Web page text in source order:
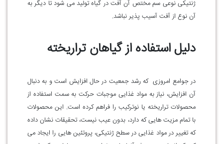
ژنتیکی نوعی سم مختص آن آفت در گیاه تولید می شود تا دیگر به
آن نوع از آفت آسیب پذیر نباشد.
دلیل استفاده از گیاهان تراریخته
در جوامع امروزی که رشد جمعیت در حال افزایش است و به دنبال
آن افزایش، نیاز به مواد غذایی موجبات حرکت به سمت استفاده از
محصولات تراریخته یا نوترکیب را فراهم کرده است. این محصولات
با تمام مزیت هایی که دارد، بدون عیب نیست، تحقیقات نشان داده
که تغییر در مواد غذایی در سطح ژنتیکی، پروتئین هایی را ایجاد می